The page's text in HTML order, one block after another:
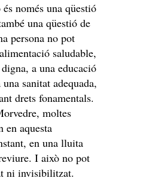
només una qüestió
una qüestió de
persona no pot
saludable,
a una educació
sanitat adequada,
drets fonamentals.
moltes
en aquesta
en una lluita
I això no pot
ni invisibilitzat.